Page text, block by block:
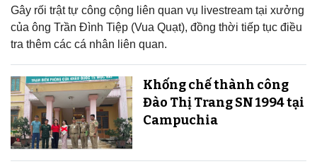
Gây rối trật tự công cộng liên quan vụ livestream tại xưởng
của ông Trần Đình Tiệp (Vua Quạt), đồng thời tiếp tục điều
tra thêm các cá nhân liên quan.
Khống chế thành công
Đào Thị Trang SN 1994 tại
Campuchia